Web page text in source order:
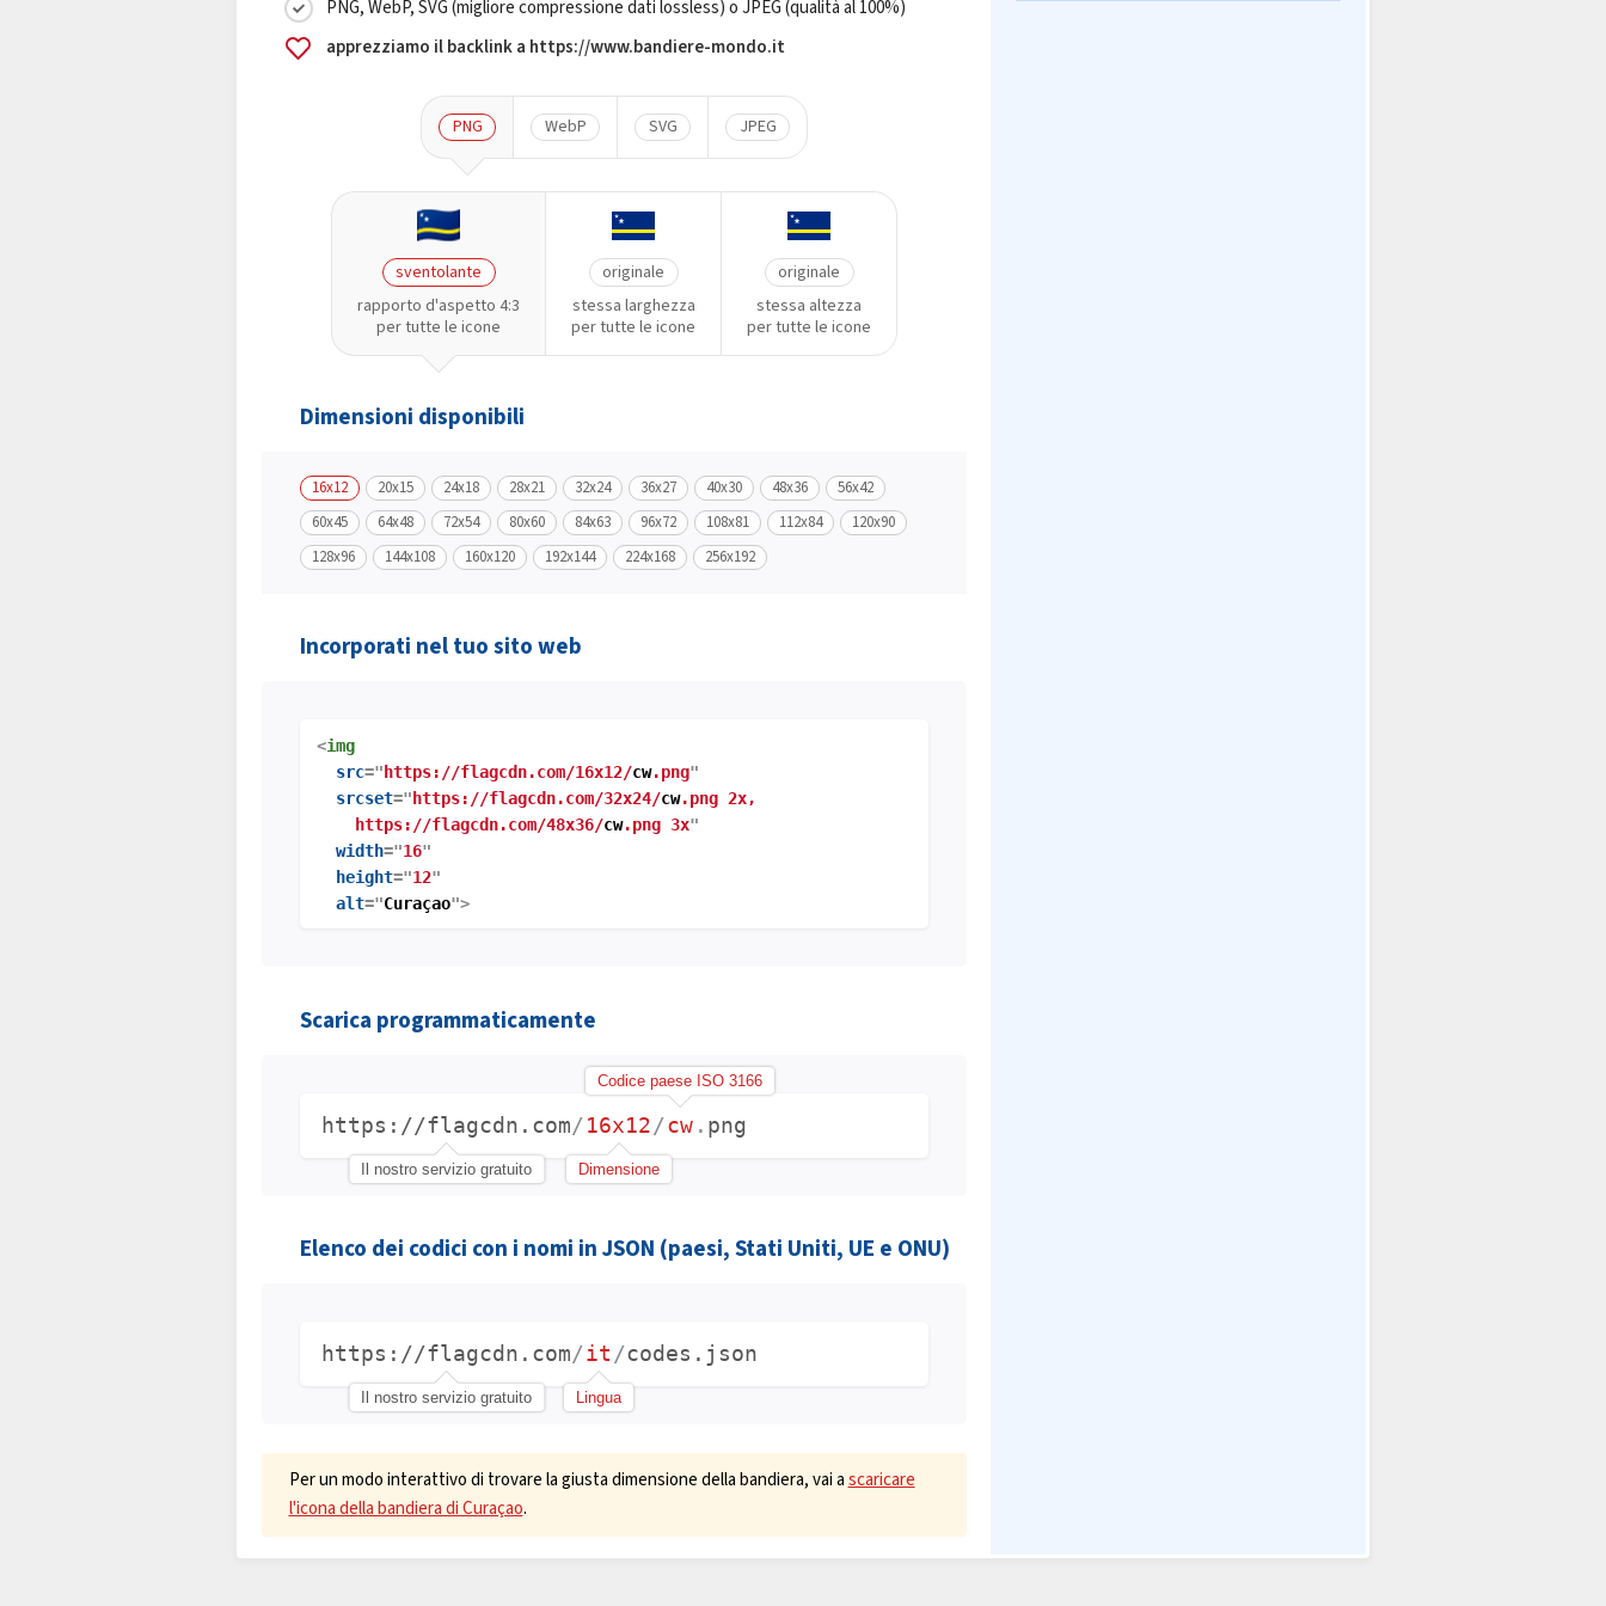
PNG, WebP, SVG (migliore compressione dati lossless) o JPEG (qualità al 100%)
apprezziamo il backlink a https://www.bandiere-mondo.it
PNG WebP SVG JPEG
sventolante
rapporto d'aspetto 4:3
per tutte le icone
originale
stessa larghezza
per tutte le icone
originale
stessa altezza
per tutte le icone
Dimensioni disponibili
16x12 20x15 24x18 28x21 32x24 36x27 40x30 48x36
56x42
60x45
64x48 72x54 80x60 84x63 96x72 108x81 112x84
120x90
128x96
144x108 160x120 192x144 224x168 256x192
Incorporati nel tuo sito web
<img
src=" https://flagcdn.com/16x12/cw.png"
srcset=" https://flagcdn.com/32x24/cw.png 2x,
https://flagcdn.com/48x36/cw.png 3x"
width="16"
height="12"
alt="Curaçao">
Scarica programmaticamente
https://flagcdn.com
Il nostro servizio gratuito
/16x12
Dimensione
/cw
Codice paese ISO 3166
. png
Elenco dei codici con i nomi in JSON (paesi, Stati Uniti, UE e ONU)
https://flagcdn.com
Il nostro servizio gratuito
/it
Lingua
/codes.json
Per un modo interattivo di trovare la giusta dimensione della bandiera, vai ascaricare
l'icona della bandiera di Curaçao.